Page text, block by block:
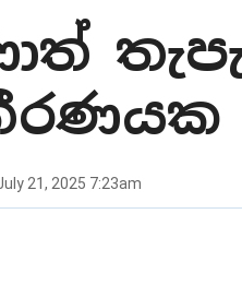
21, 2025 7:23am